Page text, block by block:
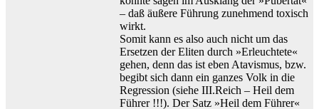
– daß äußere Führung zunehmend toxisch
wirkt.
Somit kann es also auch nicht um das
Ersetzen der Eliten durch »Erleuchtete«
gehen, denn das ist eben Atavismus, bzw.
begibt sich dann ein ganzes Volk in die
Regression (siehe III.Reich – Heil dem
Führer !!!). Der Satz »Heil dem Führer«